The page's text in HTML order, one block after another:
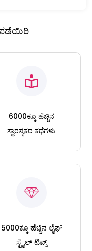
ಪಡೆಯಿರಿ
6000ಕ್ಕೂ ಹೆಚ್ಚಿನ
ಸ್ವಾರಸ್ಯಕರ ಕಥೆಗಳು
5000ಕ್ಕೂ ಹೆಚ್ಚಿನ ಲೈಫ್
ಸ್ಟೈಲ್ ಟಿಪ್ಸ್